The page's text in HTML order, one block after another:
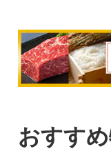
おすす